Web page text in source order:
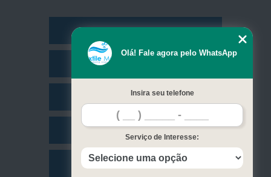
Missão
Contato
Olá! Fale agora pelo WhatsApp
Insira seu telefone
Serviço de Interesse: